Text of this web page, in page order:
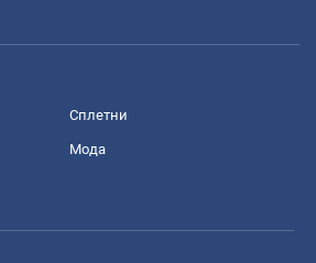
Сплетни
Мода